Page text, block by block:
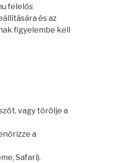
felelős
és az
figyelembe kell
vagy törölje a
a
Safari).